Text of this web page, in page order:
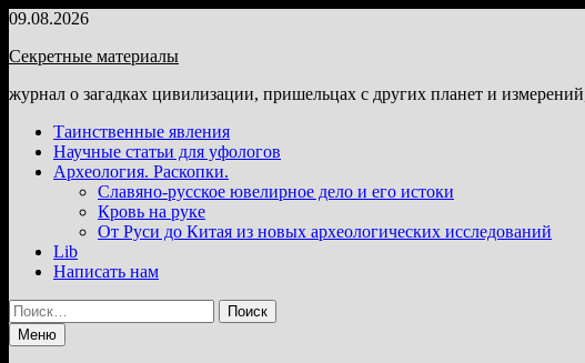
Перейти
содержимому
09.08.2026
Секретные материалы
журнал о загадках цивилизации, пришельцах с других планет и
Таинственные явления
Научные статьи для уфологов
Археология. Раскопки.
Славяно-русское ювелирное дело и его истоки
Кровь на руке
От Руси до Китая из новых археологических исследований
Lib
Написать нам
Найти:
Меню